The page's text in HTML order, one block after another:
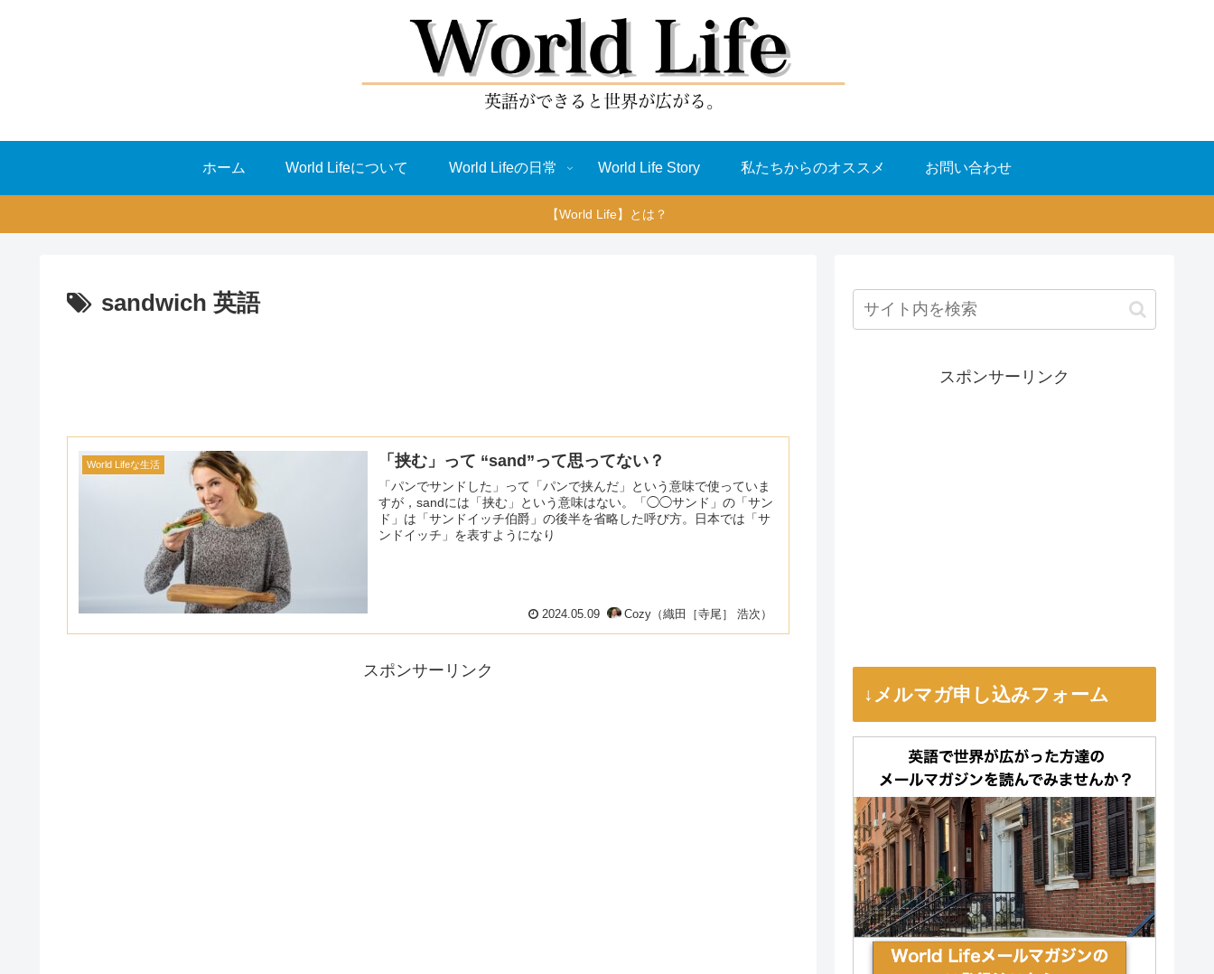
ホーム World Lifeについて World Lifeの日常 World Life Story 私たちからのオススメ お問い合わせ
【World Life】とは？
sandwich 英語
World Lifeな生活 「挟む」って “sand”って思ってない？
「パンでサンドした」って「パンで挟んだ」という意味で使っていま
すが，sandには「挟む」という意味はない。「◯◯サンド」の「サン
ド」は「サンドイッチ伯爵」の後半を省略した呼び方。日本では「サ
ンドイッチ」を表すようになり
2024.05.09 Cozy（織田［寺尾］ 浩次）
スポンサーリンク
スポンサーリンク
↓メルマガ申し込みフォーム